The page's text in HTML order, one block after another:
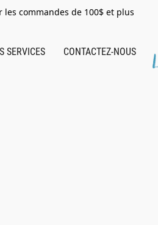
commandes de 100$ et plus
SERVICES CONTACTEZ-NOUS